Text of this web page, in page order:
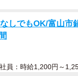
しでもOK/富山市
員：時給1,200円～